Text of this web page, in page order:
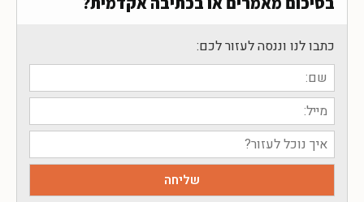
כתבו לנו וננסה לעזור לכם: